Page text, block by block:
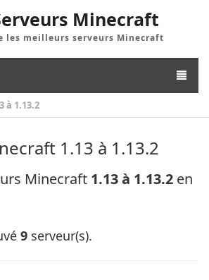
Minecraft
les meilleurs serveurs Minecraft
à 1.13.2
1.13 à 1.13.2
Minecraft 1.13 à 1.13.2 en
9 serveur(s).